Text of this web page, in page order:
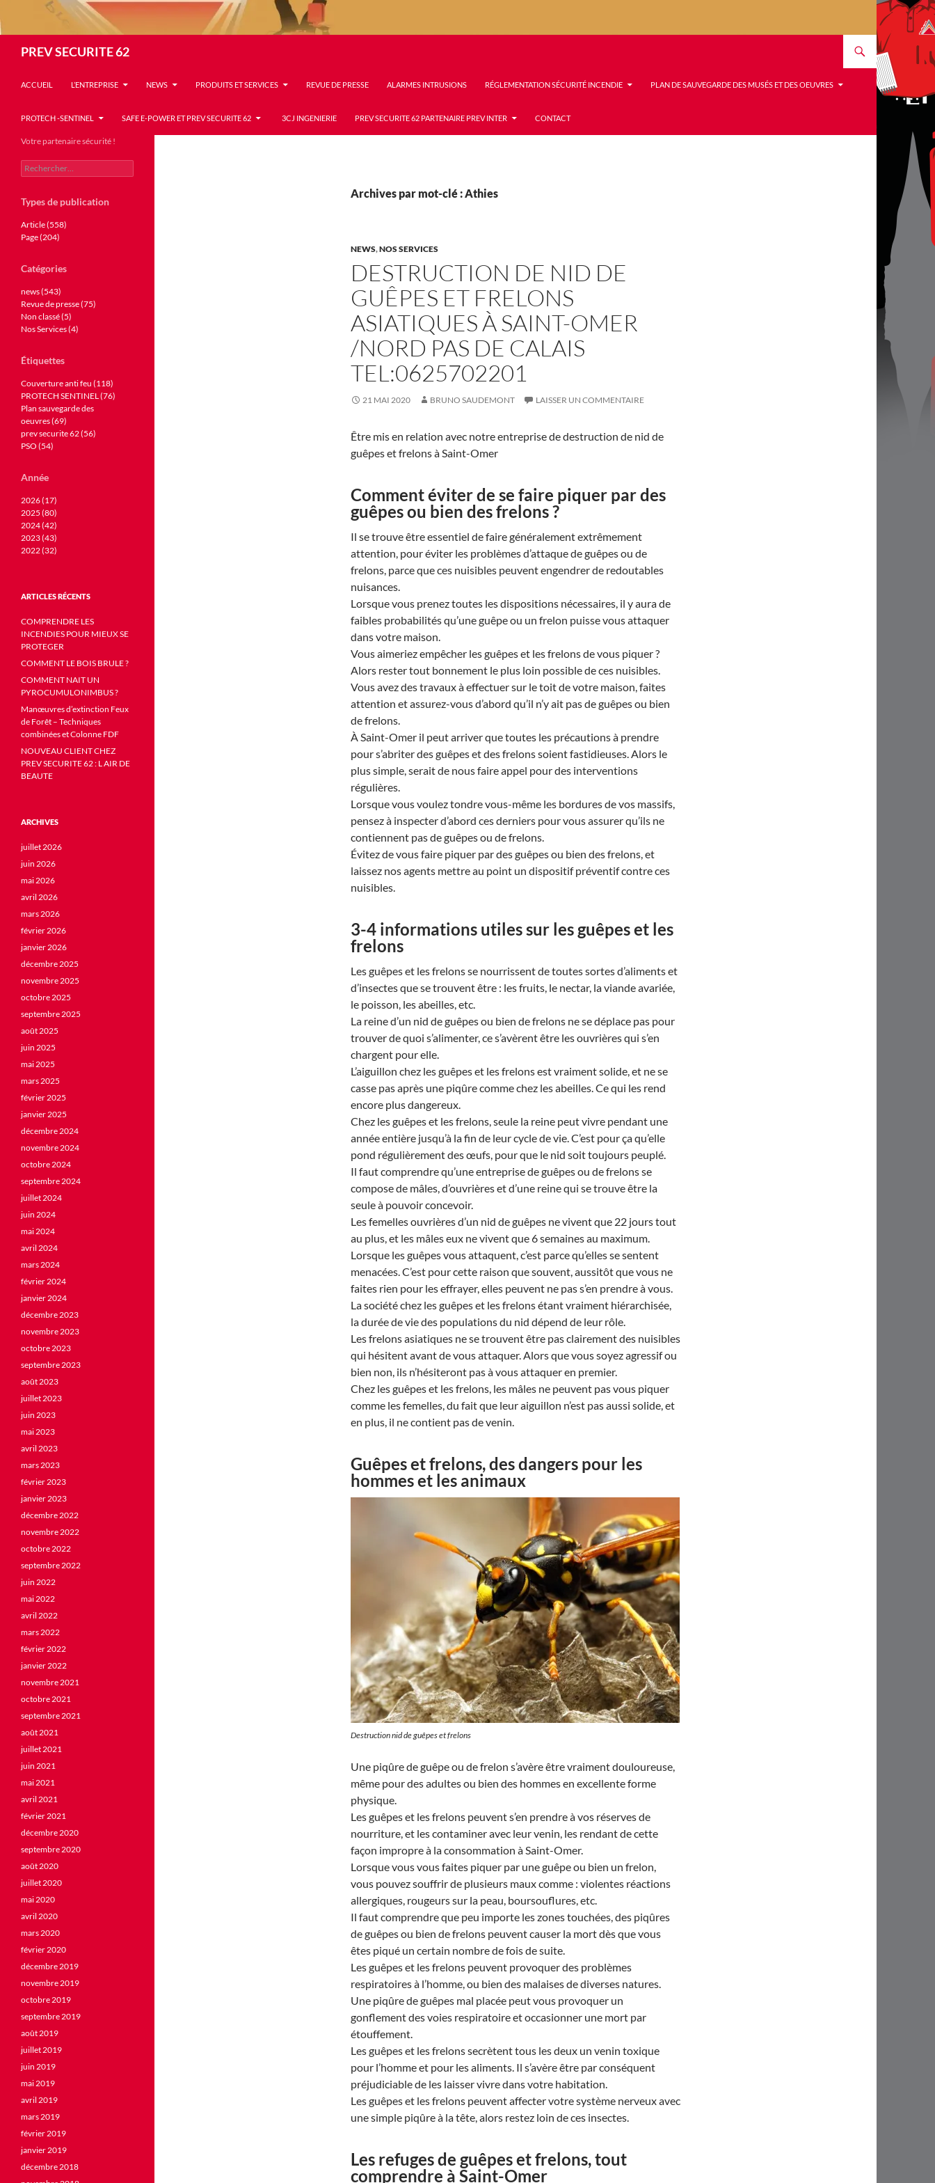
PREV SECURITE 62
ACCUEIL L’ENTREPRISE NEWS PRODUITS ET SERVICES REVUE DE PRESSE ALARMES INTRUSIONS RÉGLEMENTATION SÉCURITÉ INCENDIE PLAN DE SAUVEGARDE DES MUSÉS ET DES OEUVRES
PROTECH -SENTINEL SAFE E-POWER ET PREV SECURITE 62 3CJ INGENIERIE PREV SECURITE 62 PARTENAIRE PREV INTER CONTACT
Archives par mot-clé : Athies
NEWS,NOS SERVICES
DESTRUCTION DE NID DE
GUÊPES ET FRELONS
ASIATIQUES À SAINT-OMER
/NORD PAS DE CALAIS
TEL:0625702201
21 MAI 2020 BRUNO SAUDEMONT LAISSER UN COMMENTAIRE
Être mis en relation avec notre entreprise de destruction de nid de
guêpes et frelons à Saint-Omer
Comment éviter de se faire piquer par des
guêpes ou bien des frelons ?
Il se trouve être essentiel de faire généralement extrêmement
attention, pour éviter les problèmes d’attaque de guêpes ou de
frelons, parce que ces nuisibles peuvent engendrer de redoutables
nuisances.
Lorsque vous prenez toutes les dispositions nécessaires, il y aura de
faibles probabilités qu’une guêpe ou un frelon puisse vous attaquer
dans votre maison.
Vous aimeriez empêcher les guêpes et les frelons de vous piquer ?
Alors rester tout bonnement le plus loin possible de ces nuisibles.
Vous avez des travaux à effectuer sur le toit de votre maison, faites
attention et assurez-vous d’abord qu’il n’y ait pas de guêpes ou bien
de frelons.
À Saint-Omer il peut arriver que toutes les précautions à prendre
pour s’abriter des guêpes et des frelons soient fastidieuses. Alors le
plus simple, serait de nous faire appel pour des interventions
régulières.
Lorsque vous voulez tondre vous-même les bordures de vos massifs,
pensez à inspecter d’abord ces derniers pour vous assurer qu’ils ne
contiennent pas de guêpes ou de frelons.
Évitez de vous faire piquer par des guêpes ou bien des frelons, et
laissez nos agents mettre au point un dispositif préventif contre ces
nuisibles.
3-4 informations utiles sur les guêpes et les
frelons
Les guêpes et les frelons se nourrissent de toutes sortes d’aliments et
d’insectes que se trouvent être : les fruits, le nectar, la viande avariée,
le poisson, les abeilles, etc.
La reine d’un nid de guêpes ou bien de frelons ne se déplace pas pour
trouver de quoi s’alimenter, ce s’avèrent être les ouvrières qui s’en
chargent pour elle.
L’aiguillon chez les guêpes et les frelons est vraiment solide, et ne se
casse pas après une piqûre comme chez les abeilles. Ce qui les rend
encore plus dangereux.
Chez les guêpes et les frelons, seule la reine peut vivre pendant une
année entière jusqu’à la fin de leur cycle de vie. C’est pour ça qu’elle
pond régulièrement des œufs, pour que le nid soit toujours peuplé.
Il faut comprendre qu’une entreprise de guêpes ou de frelons se
compose de mâles, d’ouvrières et d’une reine qui se trouve être la
seule à pouvoir concevoir.
Les femelles ouvrières d’un nid de guêpes ne vivent que 22 jours tout
au plus, et les mâles eux ne vivent que 6 semaines au maximum.
Lorsque les guêpes vous attaquent, c’est parce qu’elles se sentent
menacées. C’est pour cette raison que souvent, aussitôt que vous ne
faites rien pour les effrayer, elles peuvent ne pas s’en prendre à vous.
La société chez les guêpes et les frelons étant vraiment hiérarchisée,
la durée de vie des populations du nid dépend de leur rôle.
Les frelons asiatiques ne se trouvent être pas clairement des nuisibles
qui hésitent avant de vous attaquer. Alors que vous soyez agressif ou
bien non, ils n’hésiteront pas à vous attaquer en premier.
Chez les guêpes et les frelons, les mâles ne peuvent pas vous piquer
comme les femelles, du fait que leur aiguillon n’est pas aussi solide, et
en plus, il ne contient pas de venin.
Guêpes et frelons, des dangers pour les
hommes et les animaux
Destruction nid de guêpes et frelons
Une piqûre de guêpe ou de frelon s’avère être vraiment douloureuse,
même pour des adultes ou bien des hommes en excellente forme
physique.
Les guêpes et les frelons peuvent s’en prendre à vos réserves de
nourriture, et les contaminer avec leur venin, les rendant de cette
façon impropre à la consommation à Saint-Omer.
Lorsque vous vous faites piquer par une guêpe ou bien un frelon,
vous pouvez souffrir de plusieurs maux comme : violentes réactions
allergiques, rougeurs sur la peau, boursouflures, etc.
Il faut comprendre que peu importe les zones touchées, des piqûres
de guêpes ou bien de frelons peuvent causer la mort dès que vous
êtes piqué un certain nombre de fois de suite.
Les guêpes et les frelons peuvent provoquer des problèmes
respiratoires à l’homme, ou bien des malaises de diverses natures.
Une piqûre de guêpes mal placée peut vous provoquer un
gonflement des voies respiratoire et occasionner une mort par
étouffement.
Les guêpes et les frelons secrètent tous les deux un venin toxique
pour l’homme et pour les aliments. Il s’avère être par conséquent
préjudiciable de les laisser vivre dans votre habitation.
Les guêpes et les frelons peuvent affecter votre système nerveux avec
une simple piqûre à la tête, alors restez loin de ces insectes.
Les refuges de guêpes et frelons, tout
comprendre à Saint-Omer
Votre partenaire sécurité !
Rechercher :
Types de publication
Article (558)
Page (204)
Catégories
news (543)
Revue de presse (75)
Non classé (5)
Nos Services (4)
Étiquettes
Couverture anti feu (118)
PROTECH SENTINEL (76)
Plan sauvegarde des
oeuvres (69)
prev securite 62 (56)
PSO (54)
Année
2026 (17)
2025 (80)
2024 (42)
2023 (43)
2022 (32)
ARTICLES RÉCENTS
COMPRENDRE LES
INCENDIES POUR MIEUX SE
PROTEGER
COMMENT LE BOIS BRULE ?
COMMENT NAIT UN
PYROCUMULONIMBUS ?
Manœuvres d’extinction Feux
de Forêt – Techniques
combinées et Colonne FDF
NOUVEAU CLIENT CHEZ
PREV SECURITE 62 : L AIR DE
BEAUTE
ARCHIVES
juillet 2026
juin 2026
mai 2026
avril 2026
mars 2026
février 2026
janvier 2026
décembre 2025
novembre 2025
octobre 2025
septembre 2025
août 2025
juin 2025
mai 2025
mars 2025
février 2025
janvier 2025
décembre 2024
novembre 2024
octobre 2024
septembre 2024
juillet 2024
juin 2024
mai 2024
avril 2024
mars 2024
février 2024
janvier 2024
décembre 2023
novembre 2023
octobre 2023
septembre 2023
août 2023
juillet 2023
juin 2023
mai 2023
avril 2023
mars 2023
février 2023
janvier 2023
décembre 2022
novembre 2022
octobre 2022
septembre 2022
juin 2022
mai 2022
avril 2022
mars 2022
février 2022
janvier 2022
novembre 2021
octobre 2021
septembre 2021
août 2021
juillet 2021
juin 2021
mai 2021
avril 2021
février 2021
décembre 2020
septembre 2020
août 2020
juillet 2020
mai 2020
avril 2020
mars 2020
février 2020
décembre 2019
novembre 2019
octobre 2019
septembre 2019
août 2019
juillet 2019
juin 2019
mai 2019
avril 2019
mars 2019
février 2019
janvier 2019
décembre 2018